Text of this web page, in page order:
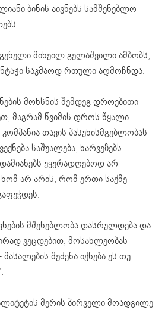
ბინის აივნებს სამშენებლო
მიხეილ გელაშვილი ამბობს,
საკმაოდ რთული აღმოჩნდა.
მოხსნის შემდეგ დროებითი
მაგრამ წვიმის დროს წყალი
კომპანია თავის პასუხისმგებლობას
საშუალება, ხარვეზებს
უყურადღებოდ არ
არ არის, რომ ერთი საქმე
მშენებლობა დასრულდება და
ვეცდებით, მოსახლეობას
შეძენა იქნება ეს თუ
მერის პირველი მოადგილე